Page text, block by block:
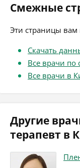
Смежные
Эти страницы вам
Скачать
Все врачи по
Все врачи в
Другие
терапевт в